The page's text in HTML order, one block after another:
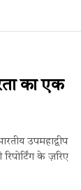
का एक
उपमहाद्वीप
के ज़रिए